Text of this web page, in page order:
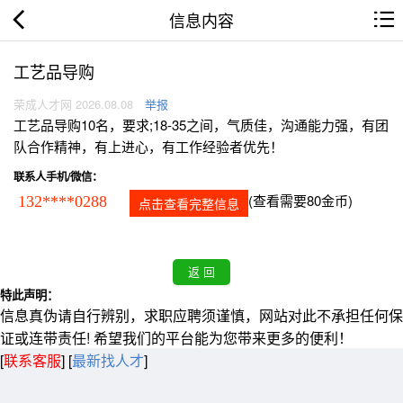
信息内容
工艺品导购
荣成人才网 2026.08.08 举报
工艺品导购10名，要求;18-35之间，气质佳，沟通能力强，有团
队合作精神，有上进心，有工作经验者优先！
联系人手机/微信：
132****0288 点击查看完整信息 (查看需要80金币)
特此声明：
信息真伪请自行辨别，求职应聘须谨慎，网站对此不承担任何保
证或连带责任! 希望我们的平台能为您带来更多的便利！
[联系客服] [最新找人才]